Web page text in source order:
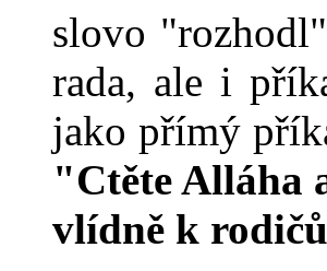
slovo
rada, ale i
jako přímý
"Ctěte Alláha
vlídně k